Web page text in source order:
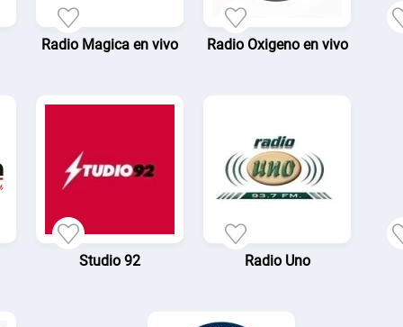
Radio Magica en vivo Radio Oxigeno en vivo
Studio 92 Radio Uno